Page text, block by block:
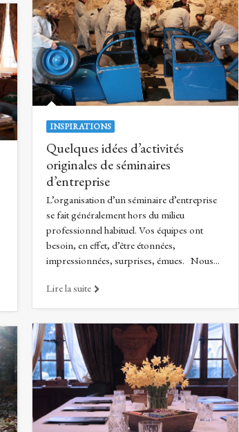
INSPIRATIONS
Quelques idées d’activités
originales de séminaires
d’entreprise
L’organisation d’un séminaire d’entreprise
se fait généralement hors du milieu
professionnel habituel. Vos équipes ont
besoin, en effet, d’être étonnées,
impressionnées, surprises, émues. Nous...
Lire la suite